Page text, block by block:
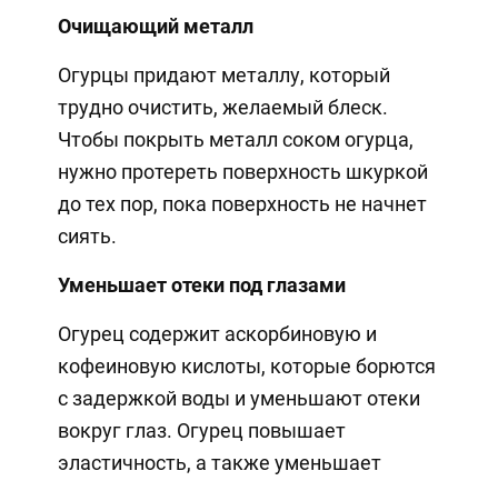
Очищающий металл
Огурцы придают металлу, который
трудно очистить, желаемый блеск.
Чтобы покрыть металл соком огурца,
нужно протереть поверхность шкуркой
до тех пор, пока поверхность не начнет
сиять.
Уменьшает отеки под глазами
Огурец содержит аскорбиновую и
кофеиновую кислоты, которые борются
с задержкой воды и уменьшают отеки
вокруг глаз. Огурец повышает
эластичность, а также уменьшает